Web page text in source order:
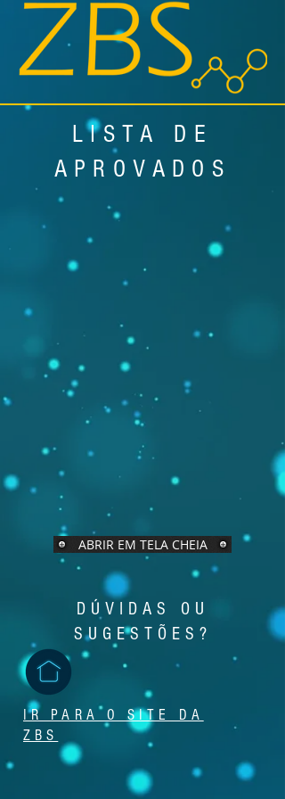
LISTA DE
APROVADOS
ABRIR EM TELA CHEIA
IR PARA O SITE DA
ZBS
DÚVIDAS OU
SUGESTÕES?